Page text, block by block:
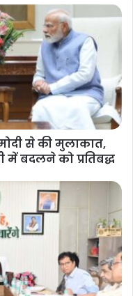
से की मुलाकात,
में बदलने को प्रतिबद्ध